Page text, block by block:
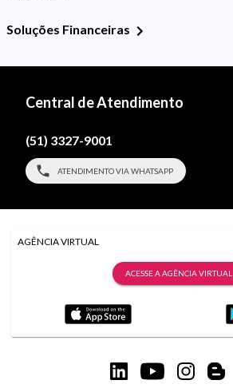
Soluções Financeiras
Central de Atendimento
(51) 3327-9001
ATENDIMENTO VIA WHATSAPP
AGÊNCIA VIRTUAL
ACESSE A AGÊNCIA VIRTUAL